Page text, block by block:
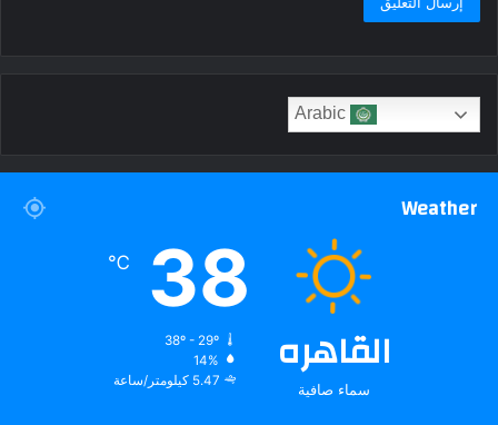
Weather
القاهره
سماء صافية
38
℃
38º - 29º
14%
5.47 كيلومتر/ساعة